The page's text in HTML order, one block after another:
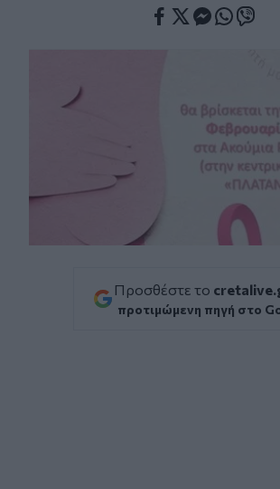
Προσθέστε το
προτιμώμενη πηγή στο